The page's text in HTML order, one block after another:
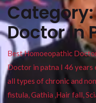
Doctor In
Best Homoeopathic
Doctor in patna I 46 years
all types of chronic and
fistula, Gathia ,Hair fall,